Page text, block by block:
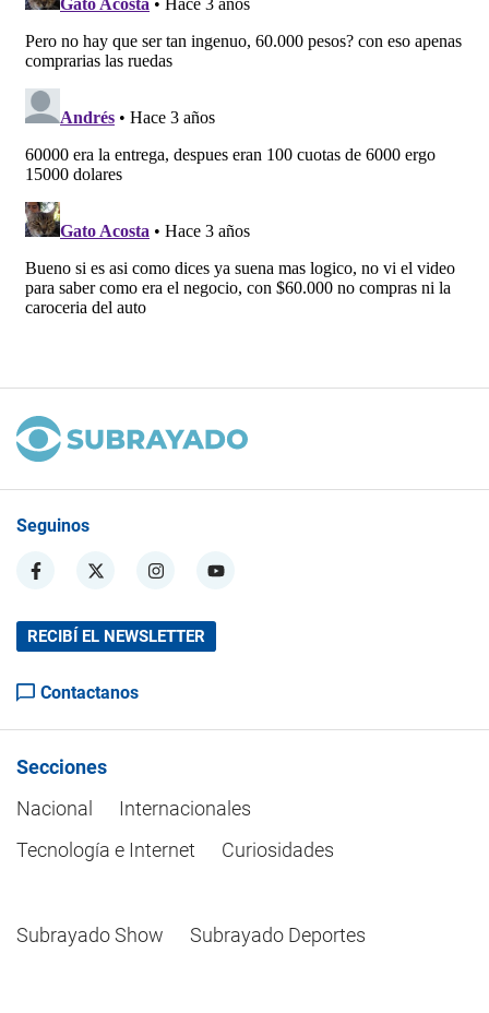
Seguinos
RECIBÍ EL NEWSLETTER
Contactanos
Secciones
Nacional
Internacionales
Tecnología e Internet
Curiosidades
Subrayado Show Subrayado Deportes